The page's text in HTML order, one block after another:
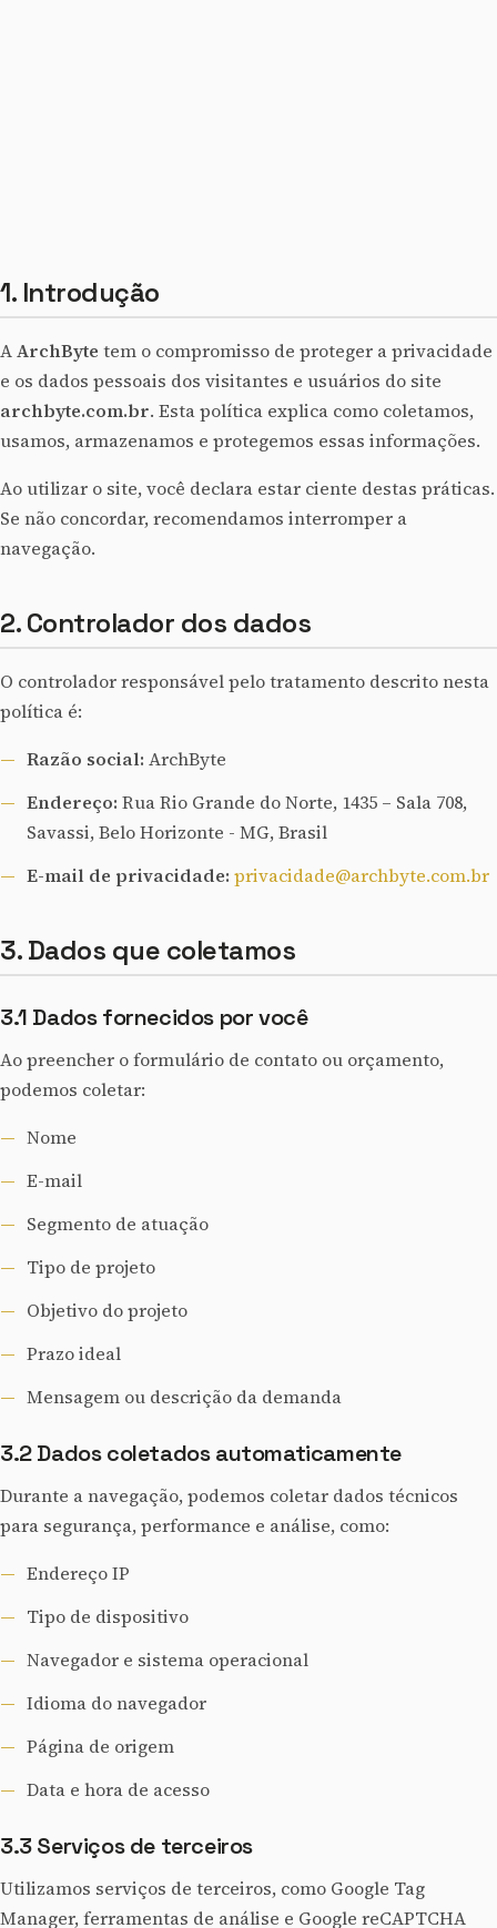
1. Introdução
AArchByte tem o compromisso de proteger a privacidade
e os dados pessoais dos visitantes e usuários do site
archbyte.com.br. Esta política explica como coletamos,
usamos, armazenamos e protegemos essas informações.
Ao utilizar o site, você declara estar ciente destas práticas.
Se não concordar, recomendamos interromper a
navegação.
2. Controlador dos dados
O controlador responsável pelo tratamento descrito nesta
política é:
Razão social: ArchByte
Endereço: Rua Rio Grande do Norte, 1435 – Sala 708,
Savassi, Belo Horizonte - MG, Brasil
E-mail de privacidade: privacidade@archbyte.com.br
3. Dados que coletamos
3.1 Dados fornecidos por você
Ao preencher o formulário de contato ou orçamento,
podemos coletar:
Nome
E-mail
Segmento de atuação
Tipo de projeto
Objetivo do projeto
Prazo ideal
Mensagem ou descrição da demanda
3.2 Dados coletados automaticamente
Durante a navegação, podemos coletar dados técnicos
para segurança, performance e análise, como:
Endereço IP
Tipo de dispositivo
Navegador e sistema operacional
Idioma do navegador
Página de origem
Data e hora de acesso
3.3 Serviços de terceiros
Utilizamos serviços de terceiros, como Google Tag
Manager, ferramentas de análise e Google reCAPTCHA